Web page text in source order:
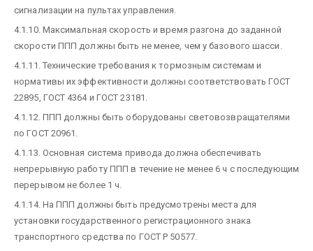
сигнализации на пультах управления.
4.1.10. Максимальная скорость и время разгона до заданной
скорости ППП должны быть не менее, чем у базового шасси.
4.1.11. Технические требования к тормозным системам и
нормативы их эффективности должны соответствовать ГОСТ
22895, ГОСТ 4364 и ГОСТ 23181.
4.1.12. ППП должны быть оборудованы световозвращателями
по ГОСТ 20961.
4.1.13. Основная система привода должна обеспечивать
непрерывную работу ППП в течение не менее 6 ч с последующим
перерывом не более 1 ч.
4.1.14. На ППП должны быть предусмотрены места для
установки государственного регистрационного знака
транспортного средства по ГОСТ Р 50577.